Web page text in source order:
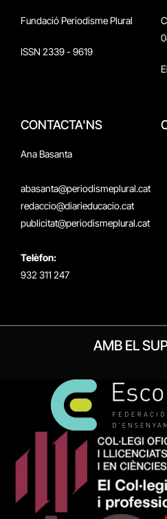
Fundació Periodisme Plural
ISSN 2339 - 9619
CONTACTA'NS
Ana Basanta
abasanta@periodismeplural.cat
redaccio@diarieducacio.cat
publicitat@periodismeplural.cat
Telèfon:
932 311 247
AMB EL